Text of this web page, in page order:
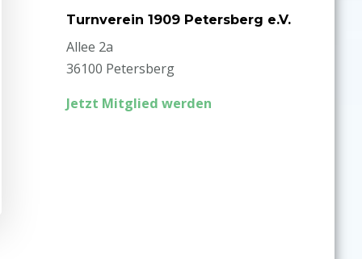
Turnverein 1909 Petersberg e.V.
Allee 2a
36100 Petersberg
Jetzt Mitglied werden